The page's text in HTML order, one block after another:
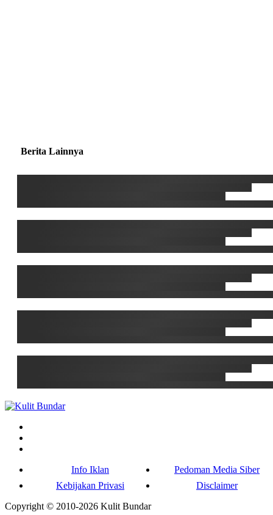
Berita Lainnya
Info Iklan
Pedoman Media Siber
Kebijakan Privasi
Disclaimer
Copyright © 2010-2026 Kulit Bundar